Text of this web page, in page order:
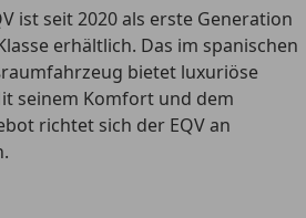
ist seit 2020 als erste Generation
erhältlich. Das im spanischen
bietet luxuriöse
seinem Komfort und dem
richtet sich der EQV an